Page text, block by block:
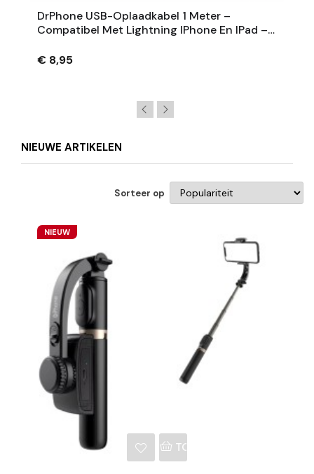
DrPhone USB-Oplaadkabel 1 Meter –
Compatibel Met Lightning IPhone En IPad –
€ 8,95
NIEUWE ARTIKELEN
Sorteer op
NIEUW
TOEVOEGEN AAN